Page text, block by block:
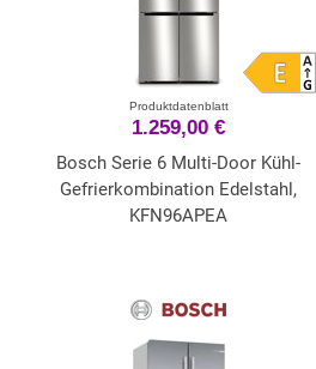
Produktdatenblatt
1.259,00 €
Bosch Serie 6 Multi-Door Kühl-
Gefrierkombination Edelstahl,
KFN96APEA